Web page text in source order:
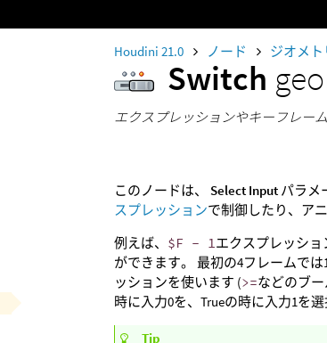
Houdini 21.0 ノード ジオメト
Switch
エクスプレッションやキーフレー
このノードは、 Select Input パラメ
スプレッションで制御したり、ア
例えば、 $F - 1エクスプレッシ
ができます。 最初の4フレームで
ッションを使います (>=などのブー
時に入力0を、Trueの時に入力1を選
Tip